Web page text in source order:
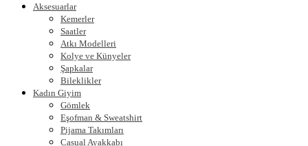
Aksesuarlar
Kemerler
Saatler
Atkı Modelleri
Kolye ve Künyeler
Şapkalar
Bileklikler
Kadın Giyim
Gömlek
Eşofman & Sweatshirt
Pijama Takımları
Casual Ayakkabı